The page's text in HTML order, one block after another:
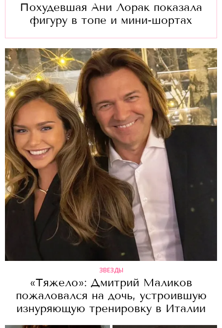
Похудевшая Ани Лорак показала
фигуру в топе и мини-шортах
ЗВЕЗДЫ
«Тяжело»: Дмитрий Маликов
пожаловался на дочь, устроившую
изнуряющую тренировку в Италии